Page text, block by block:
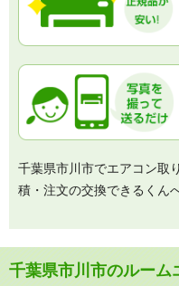
千葉県市川市でエアコン取
積・注文の交換できるくん
千葉県市川市のルーム